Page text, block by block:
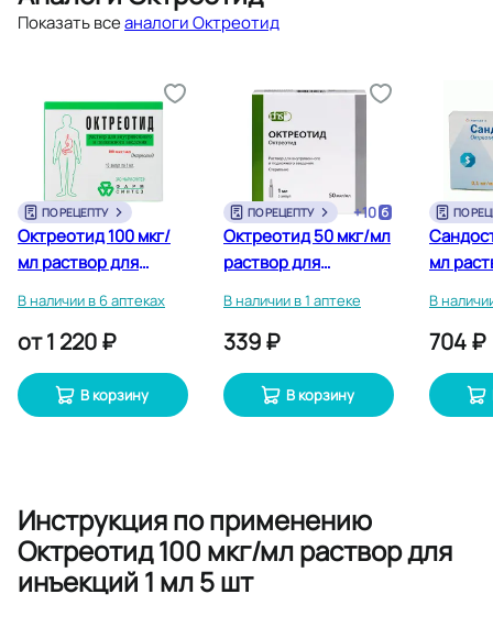
Показать всеаналоги Октреотид
ПО РЕЦЕПТУ
Октреотид 100 мкг/
мл раствор для
В наличии в 6 аптеках
от1 220 ₽
В корзину
ПО РЕЦЕПТУ +10
Октреотид 50 мкг/мл
раствор для
В наличии в 1 аптеке
339 ₽
В корзину
ПО
мл
В
704 ₽
Инструкция по применению
Октреотид 100 мкг/мл раствор для
инъекций 1 мл 5 шт